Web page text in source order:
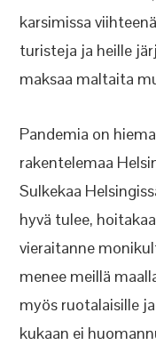
karsimissa
turisteja ja heille
maksaa maltaita
Pandemia on
rakentelemaa
Sulkekaa
hyvä tulee,
vieraitanne
menee meillä
myös ruotalaisille
kukaan ei